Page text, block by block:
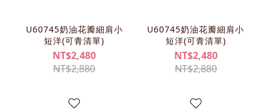
U60745奶油花瓣細肩小
短洋(可青清單)
NT$2,480
NT$2,880
U60745奶油花瓣細肩小
短洋(可青清單)
NT$2,480
NT$2,880